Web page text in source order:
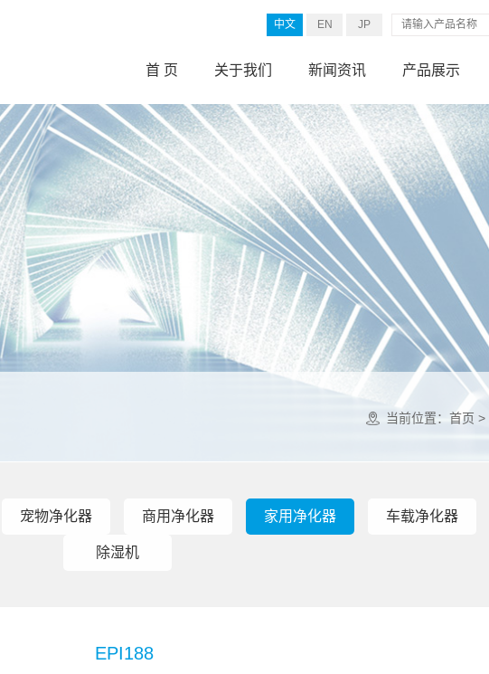
中文 EN JP
首 页 关于我们 新闻资讯 产品展示
当前位置： 首页 >
宠物净化器 商用净化器 家用净化器 车载净化器
除湿机
EPI188